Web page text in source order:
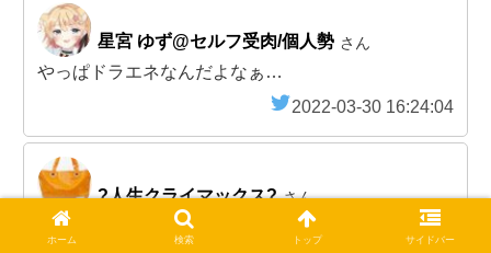
星宮 ゆず@セルフ受肉/個人勢 さん
やっぱドラエネなんだよなぁ…
2022-03-30 16:24:04
?人生クライマックス? さん
ドラエネきたｗｗｗｗｗｗｗｗｗｗｗｗｗｗｗｗｗ
ホーム 検索 トップ サイドバー